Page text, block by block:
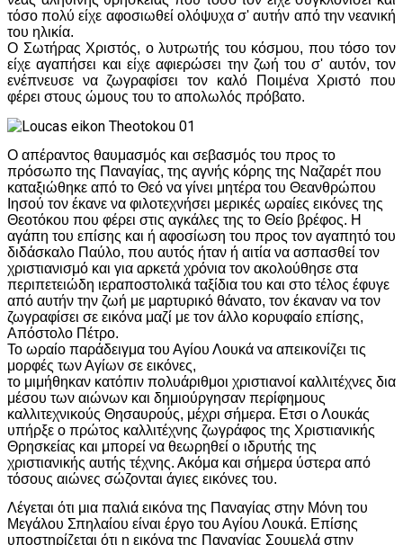
τόσο πολύ είχε αφοσιωθεί ολόψυχα σ' αυτήν από την νεανική
του ηλικία.
Ο Σωτήρας Χριστός, ο λυτρωτής του κόσμου, που τόσο τον
είχε αγαπήσει και είχε αφιερώσει την ζωή του σ' αυτόν, τον
ενέπνευσε να ζωγραφίσει τον καλό Ποιμένα Χριστό που
φέρει στους ώμους του το απολωλός πρόβατο.
Ο απέραντος θαυμασμός και σεβασμός του προς το
πρόσωπο της Παναγίας, της αγνής κόρης της Ναζαρέτ που
καταξιώθηκε από το Θεό να γίνει μητέρα του Θεανθρώπου
Ιησού τον έκανε να φιλοτεχνήσει μερικές ωραίες εικόνες της
Θεοτόκου που φέρει στις αγκάλες της το Θείο βρέφος. Η
αγάπη του επίσης και ή αφοσίωση του προς τον αγαπητό του
διδάσκαλο Παύλο, που αυτός ήταν ή αιτία να ασπασθεί τον
χριστιανισμό και για αρκετά χρόνια τον ακολούθησε στα
περιπετειώδη ιεραποστολικά ταξίδια του και στο τέλος έφυγε
από αυτήν την ζωή με μαρτυρικό θάνατο, τον έκαναν να τον
ζωγραφίσει σε εικόνα μαζί με τον άλλο κορυφαίο επίσης,
Απόστολο Πέτρο.
Το ωραίο παράδειγμα του Αγίου Λουκά να απεικονίζει τις
μορφές των Αγίων σε εικόνες,
το μιμήθηκαν κατόπιν πολυάριθμοι χριστιανοί καλλιτέχνες δια
μέσου των αιώνων και δημιούργησαν περίφημoυς
καλλιτεχνικούς Θησαυρούς, μέχρι σήμερα. Ετσι ο Λουκάς
υπήρξε ο πρώτος καλλιτέχνης ζωγράφος της Χριστιανικής
Θρησκείας και μπορεί να θεωρηθεί ο ιδρυτής της
χριστιανικής αυτής τέχνης. Ακόμα και σήμερα ύστερα από
τόσους αιώνες σώζονται άγιες εικόνες του.
Λέγεται ότι μια παλιά εικόνα της Παναγίας στην Μόνη του
Μεγάλου Σπηλαίου είναι έργο του Αγίου Λουκά. Επίσης
υποστηρίζεται ότι η εικόνα της Παναγίας Σουμελά στην